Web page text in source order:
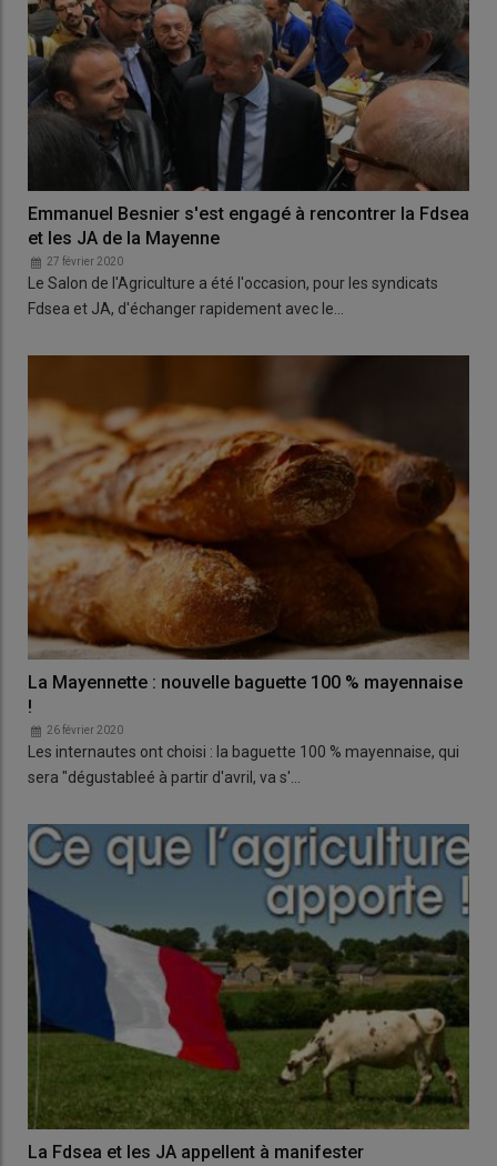
Emmanuel Besnier s'est engagé à rencontrer la Fdsea
et les JA de la Mayenne
27 février 2020
Le Salon de l'Agriculture a été l'occasion, pour les syndicats
Fdsea et JA, d'échanger rapidement avec le…
La Mayennette : nouvelle baguette 100 % mayennaise
!
26 février 2020
Les internautes ont choisi : la baguette 100 % mayennaise, qui
sera "dégustableé à partir d'avril, va s'…
La Fdsea et les JA appellent à manifester